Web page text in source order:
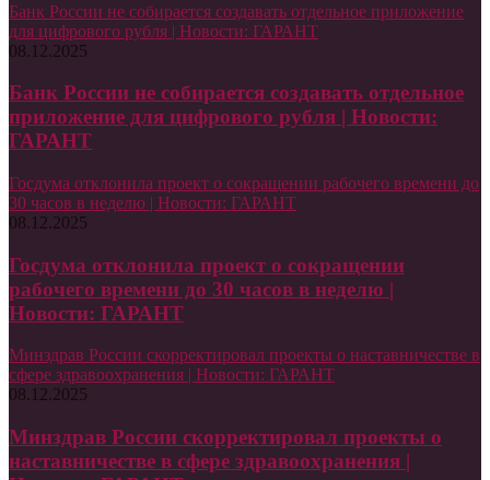
Банк России не собирается создавать отдельное приложение
для цифрового рубля | Новости: ГАРАНТ
08.12.2025
Банк России не собирается создавать отдельное
приложение для цифрового рубля | Новости:
ГАРАНТ
Госдума отклонила проект о сокращении рабочего времени до
30 часов в неделю | Новости: ГАРАНТ
08.12.2025
Госдума отклонила проект о сокращении
рабочего времени до 30 часов в неделю |
Новости: ГАРАНТ
Минздрав России скорректировал проекты о наставничестве в
сфере здравоохранения | Новости: ГАРАНТ
08.12.2025
Минздрав России скорректировал проекты о
наставничестве в сфере здравоохранения |